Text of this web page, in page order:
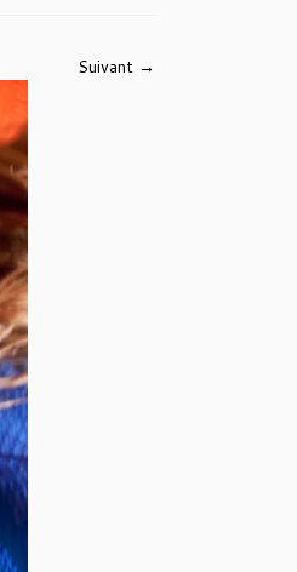
Suivant →